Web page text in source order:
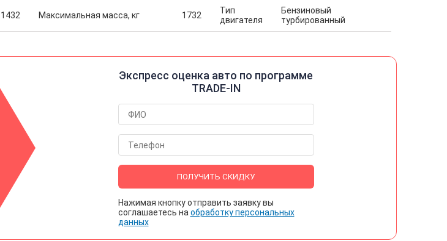
1432 Максимальная масса, кг 1732
Тип
двигателя
Бензиновый
турбированный
Экспресс оценка авто по программе
TRADE-IN
ПОЛУЧИТЬ СКИДКУ
Нажимая кнопку отправить заявку вы
соглашаетесь на обработку персональных
данных